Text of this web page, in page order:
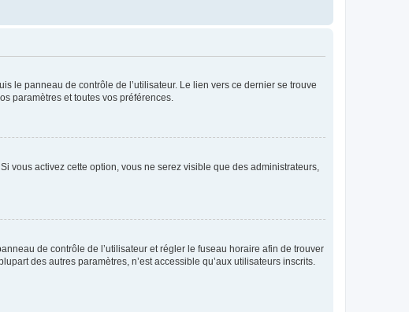
le panneau de contrôle de l’utilisateur. Le lien vers ce dernier se trouve
paramètres et toutes vos préférences.
vous activez cette option, vous ne serez visible que des administrateurs,
de contrôle de l’utilisateur et régler le fuseau horaire afin de trouver
des autres paramètres, n’est accessible qu’aux utilisateurs inscrits.